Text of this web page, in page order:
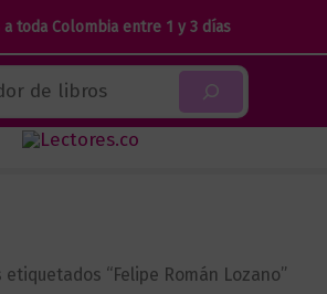
a toda Colombia entre 1 y 3 días
“Felipe Román Lozano”